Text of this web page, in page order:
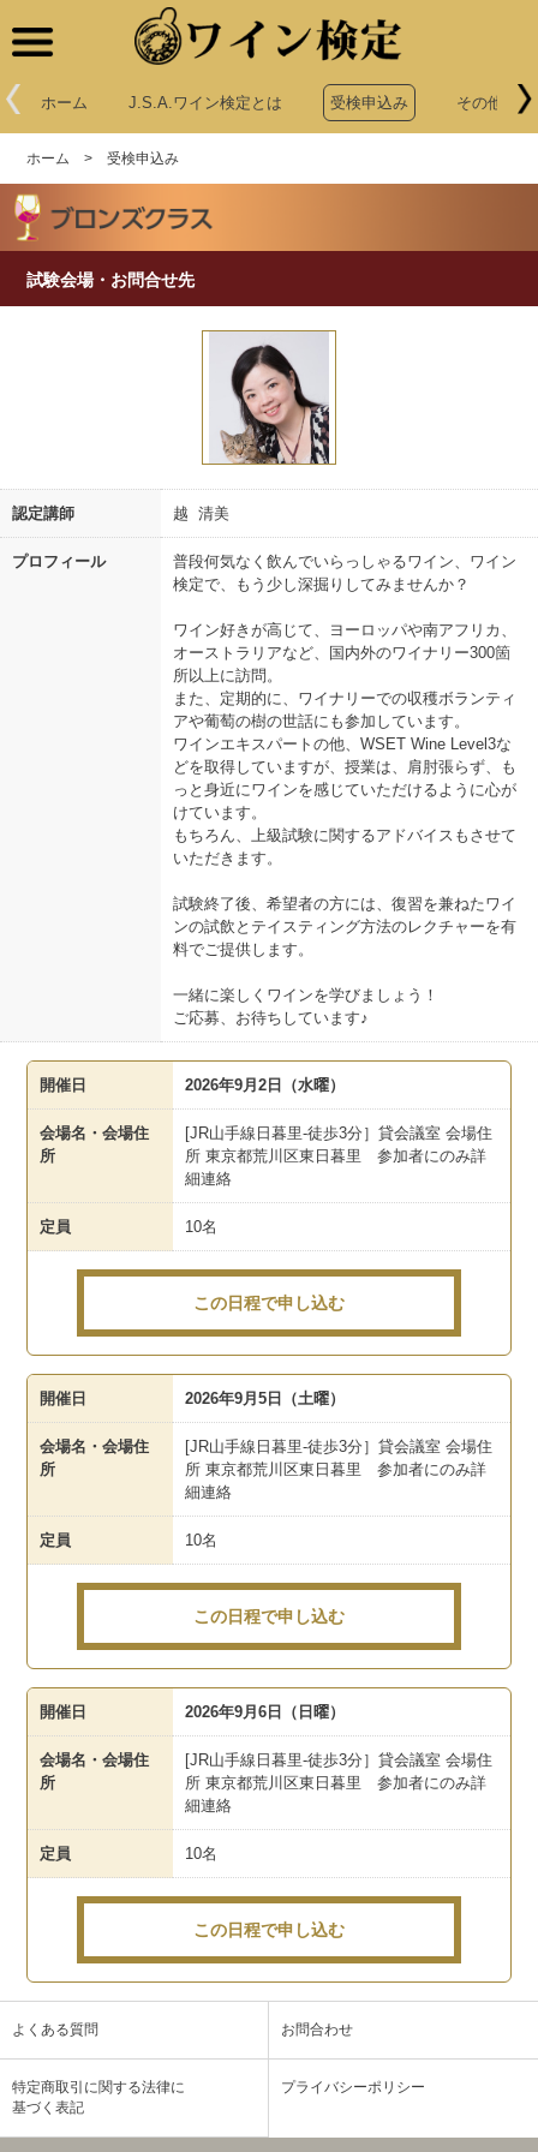
ホーム J.S.A.ワイン検定とは 受検申込み その他申込
ホーム >受検申込み
試験会場・お問合せ先
認定講師 越 清美
プロフィール
普段何気なく飲んでいらっしゃるワイン、ワイン
検定で、もう少し深掘りしてみませんか？
ワイン好きが高じて、ヨーロッパや南アフリカ、
オーストラリアなど、国内外のワイナリー300箇
所以上に訪問。
また、定期的に、ワイナリーでの収穫ボランティ
アや葡萄の樹の世話にも参加しています。
ワインエキスパートの他、WSET Wine Level3な
どを取得していますが、授業は、肩肘張らず、も
っと身近にワインを感じていただけるように心が
けています。
もちろん、上級試験に関するアドバイスもさせて
いただきます。
試験終了後、希望者の方には、復習を兼ねたワイ
ンの試飲とテイスティング方法のレクチャーを有
料でご提供します。
一緒に楽しくワインを学びましょう！
ご応募、お待ちしています♪
開催日 2026年9月2日（水曜）
会場名・会場住
所
[JR山手線日暮里-徒歩3分］貸会議室 会場住
所 東京都荒川区東日暮里 参加者にのみ詳
細連絡
定員 10名
この日程で申し込む
開催日 2026年9月5日（土曜）
会場名・会場住
所
[JR山手線日暮里-徒歩3分］貸会議室 会場住
所 東京都荒川区東日暮里 参加者にのみ詳
細連絡
定員 10名
この日程で申し込む
開催日 2026年9月6日（日曜）
会場名・会場住
所
[JR山手線日暮里-徒歩3分］貸会議室 会場住
所 東京都荒川区東日暮里 参加者にのみ詳
細連絡
定員 10名
この日程で申し込む
よくある質問 お問合わせ
特定商取引に関する法律に
基づく表記
プライバシーポリシー